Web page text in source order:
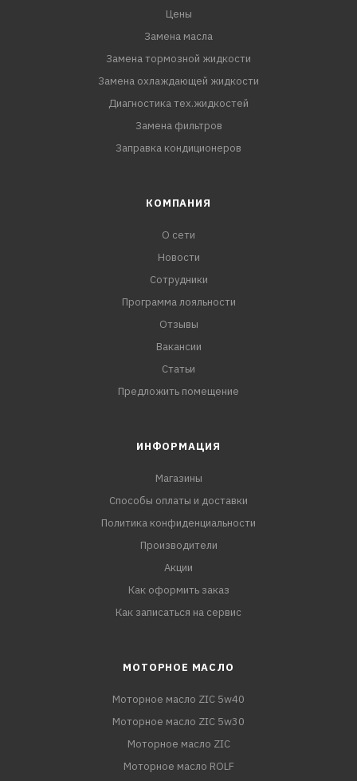
Цены
Замена масла
Замена тормозной жидкости
Замена охлаждающей жидкости
Диагностика тех.жидкостей
Замена фильтров
Заправка кондиционеров
КОМПАНИЯ
О сети
Новости
Сотрудники
Программа лояльности
Отзывы
Вакансии
Статьи
Предложить помещение
ИНФОРМАЦИЯ
Магазины
Способы оплаты и доставки
Политика конфиденциальности
Производители
Акции
Как оформить заказ
Как записаться на сервис
МОТОРНОЕ МАСЛО
Моторное масло ZIC 5w40
Моторное масло ZIC 5w30
Моторное масло ZIC
Моторное масло ROLF